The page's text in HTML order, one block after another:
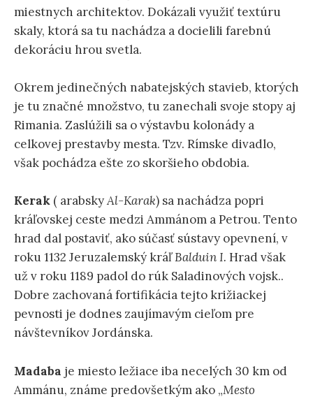
miestnych architektov. Dokázali využiť textúru
skaly, ktorá sa tu nachádza a docielili farebnú
dekoráciu hrou svetla.
Okrem jedinečných nabatejských stavieb, ktorých
je tu značné množstvo, tu zanechali svoje stopy aj
Rimania. Zaslúžili sa o výstavbu kolonády a
celkovej prestavby mesta. Tzv. Rímske divadlo,
však pochádza ešte zo skoršieho obdobia.
Kerak ( arabskyAl-Karak) sa nachádza popri
kráľovskej ceste medzi Ammánom a Petrou. Tento
hrad dal postaviť, ako súčasť sústavy opevnení, v
roku 1132 Jeruzalemský kráľBalduin I. Hrad však
už v roku 1189 padol do rúk Saladinových vojsk..
Dobre zachovaná fortifikácia tejto križiackej
pevnosti je dodnes zaujímavým cieľom pre
návštevníkov Jordánska.
Madaba je miesto ležiace iba necelých 30 km od
Ammánu, známe predovšetkým ako „Mesto